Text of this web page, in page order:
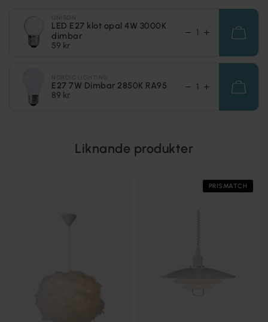
LED E27 klot opal 4W 3000K
dimbar
59 kr
E27 7W Dimbar 2850K RA95
89 kr
Liknande produkter
PRISMATCH